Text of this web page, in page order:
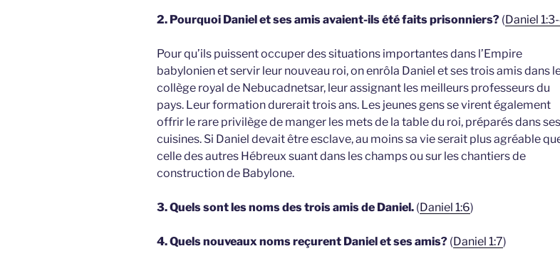
2. Pourquoi Daniel et ses amis avaient-ils été faits prisonniers? (Daniel
Pour qu’ils puissent occuper des situations importantes dans l’Empire
babylonien et servir leur nouveau roi, on enrôla Daniel et ses trois amis dans
collège royal de Nebucadnetsar, leur assignant les meilleurs professeurs du
pays. Leur formation durerait trois ans. Les jeunes gens se virent également
offrir le rare privilège de manger les mets de la table du roi, préparés dans ses
cuisines. Si Daniel devait être esclave, au moins sa vie serait plus agréable
celle des autres Hébreux suant dans les champs ou sur les chantiers de
construction de Babylone.
3. Quels sont les noms des trois amis de Daniel. (Daniel 1:6)
4. Quels nouveaux noms reçurent Daniel et ses amis? (Daniel 1:7)